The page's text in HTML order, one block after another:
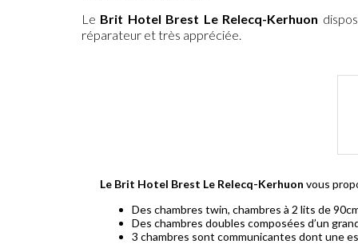
Le Brit Hotel Brest Le Relecq-Kerhuon
réparateur et très appréciée.
Le Brit Hotel Brest Le Relecq-Kerhuon vous
Des chambres twin, chambres à 2 lits de
Des chambres doubles composées d’un
3 chambres sont communicantes dont une